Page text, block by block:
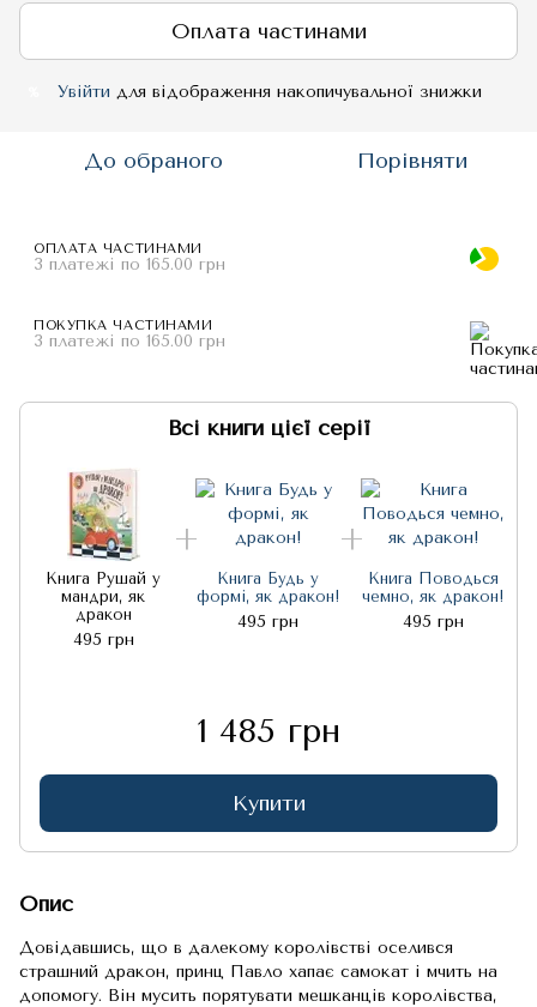
Оплата частинами
Увійти для відображення накопичувальної знижки
До обраного Порівняти
ОПЛАТА ЧАСТИНАМИ
3 платежі по 165.00 грн
ПОКУПКА ЧАСТИНАМИ
3 платежі по 165.00 грн
Всі книги цієї серії
Книга Рушай у
мандри, як
дракон
495 грн
Книга Будь у
формі, як дракон!
495 грн
Книга Поводься
чемно, як дракон!
495 грн
1 485 грн
Купити
Опис
Довідавшись, що в далекому королівстві оселився
страшний дракон, принц Павло хапає самокат і мчить на
допомогу. Він мусить порятувати мешканців королівства,